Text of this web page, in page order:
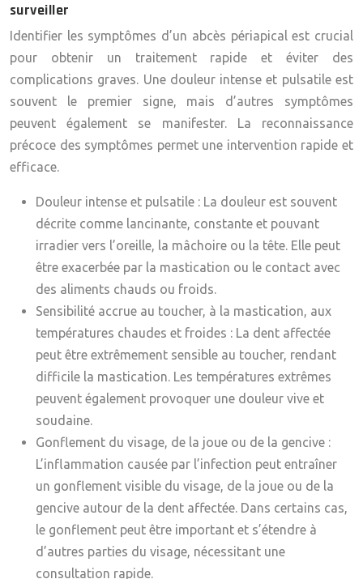
surveiller
Identifier les symptômes d’un abcès périapical est crucial
pour obtenir un traitement rapide et éviter des
complications graves. Une douleur intense et pulsatile est
souvent le premier signe, mais d’autres symptômes
peuvent également se manifester. La reconnaissance
précoce des symptômes permet une intervention rapide et
efficace.
Douleur intense et pulsatile : La douleur est souvent
décrite comme lancinante, constante et pouvant
irradier vers l’oreille, la mâchoire ou la tête. Elle peut
être exacerbée par la mastication ou le contact avec
des aliments chauds ou froids.
Sensibilité accrue au toucher, à la mastication, aux
températures chaudes et froides : La dent affectée
peut être extrêmement sensible au toucher, rendant
difficile la mastication. Les températures extrêmes
peuvent également provoquer une douleur vive et
soudaine.
Gonflement du visage, de la joue ou de la gencive :
L’inflammation causée par l’infection peut entraîner
un gonflement visible du visage, de la joue ou de la
gencive autour de la dent affectée. Dans certains cas,
le gonflement peut être important et s’étendre à
d’autres parties du visage, nécessitant une
consultation rapide.